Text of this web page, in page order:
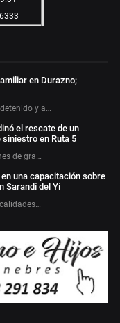
en Durazno;
y a…
el rescate de un
en Ruta 5
de gra…
una capacitación sobre
Sarandí del Yí